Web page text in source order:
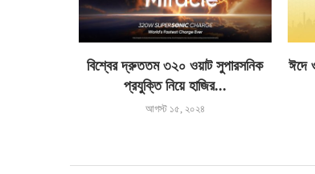
বিশ্বের দ্রুততম ৩২০ ওয়াট সুপারসনিক
প্রযুক্তি নিয়ে হাজির...
আগস্ট ১৫, ২০২৪
ঈদে